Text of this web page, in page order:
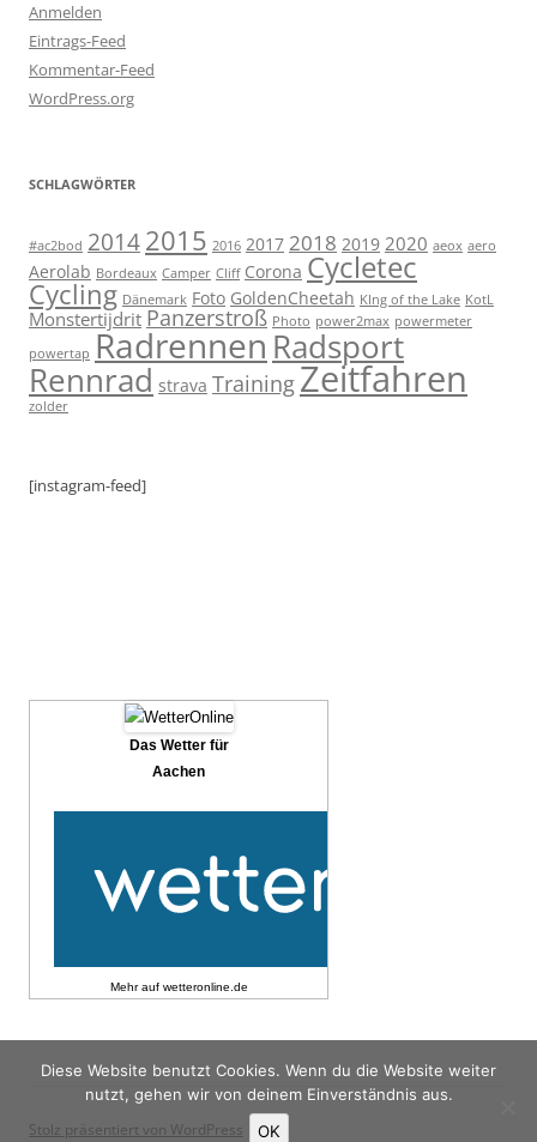
Anmelden
Eintrags-Feed
Kommentar-Feed
WordPress.org
SCHLAGWÖRTER
#ac2bod 20142015 2016 2017 2018 2019 2020 aeox aero
Aerolab Bordeaux Camper Cliff Corona Cycletec
Cycling Dänemark Foto GoldenCheetah KIng of the Lake KotL
MonstertijdritPanzerstroß Photo power2max powermeter
powertap Radrennen Radsport
Rennrad strava TrainingZeitfahren
zolder
[instagram-feed]
Das Wetter für
Aachen
Mehr auf wetteronline.de
Stolz präsentiert von WordPress
Diese Website benutzt Cookies. Wenn du die Website weiter
nutzt, gehen wir von deinem Einverständnis aus.
OK